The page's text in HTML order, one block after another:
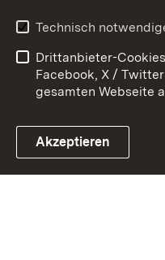
Link zum Landesportal
Impressum
Technisch
Drittanbieter-
Facebook, X /
gesamten Webseite
Akzeptieren